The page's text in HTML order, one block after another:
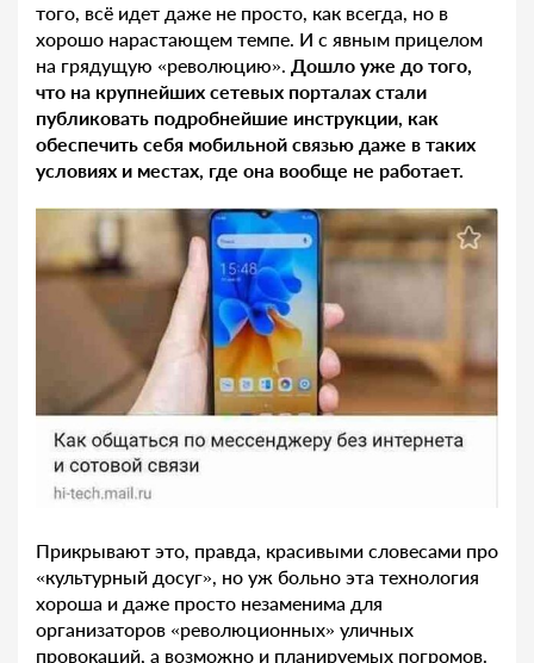
того, всё идет даже не просто, как всегда, но в
хорошо нарастающем темпе. И с явным прицелом
на грядущую «революцию». Дошло уже до того,
что на крупнейших сетевых порталах стали
публиковать подробнейшие инструкции, как
обеспечить себя мобильной связью даже в таких
условиях и местах, где она вообще не работает.
Прикрывают это, правда, красивыми словесами про
«культурный досуг», но уж больно эта технология
хороша и даже просто незаменима для
организаторов «революционных» уличных
провокаций, а возможно и планируемых погромов.